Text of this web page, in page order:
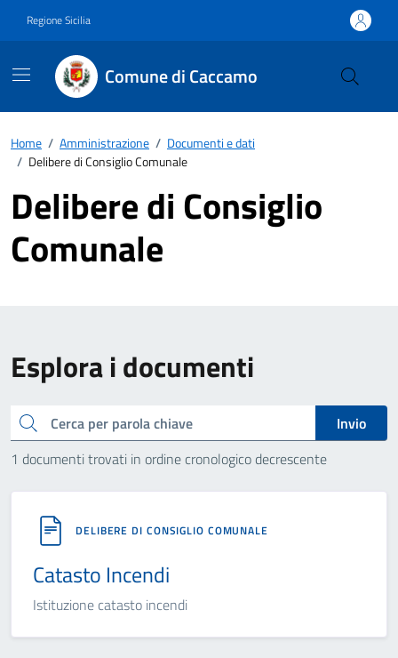
Regione Sicilia
Comune di Caccamo
Home / Amministrazione / Documenti e dati
/ Delibere di Consiglio Comunale
Delibere di Consiglio
Comunale
Esplora i documenti
Cerca
Invio
1 documenti trovati in ordine cronologico decrescente
DELIBERE DI CONSIGLIO COMUNALE
Catasto Incendi
Istituzione catasto incendi